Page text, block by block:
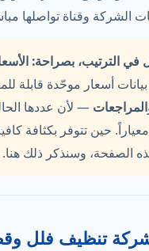
الشركة وقناة تواصلها
في الترتيب، بصراحة:
أسعار موحّدة قابلة
المراجعات — لأن عددها
حين تتوفر بكثافة
الصفحة، وسنذكر ذلك هنا.
تنظيف فلل